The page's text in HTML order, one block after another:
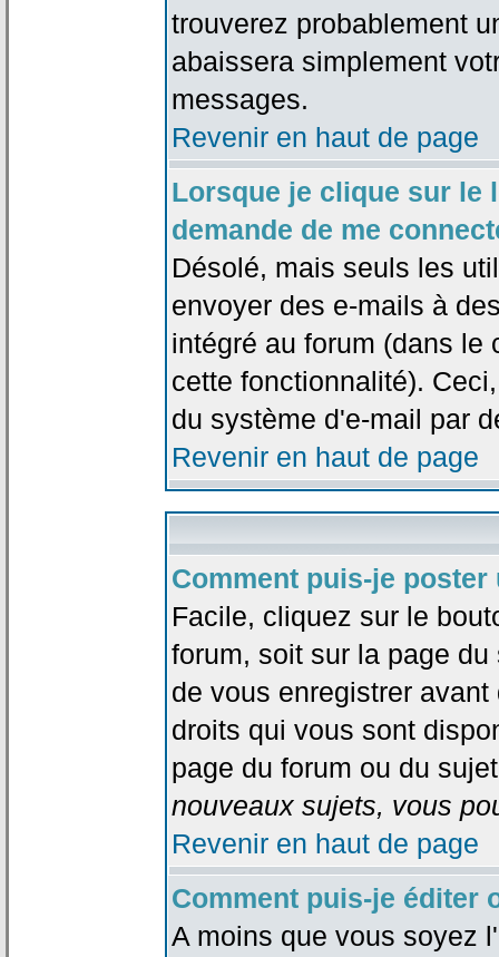
trouverez probablement
abaissera simplement
messages.
Revenir en haut de page
Lorsque je clique sur le
demande de me
Désolé, mais seuls les
envoyer des e-mails à
intégré au forum (dans le
cette fonctionnalité).
du système d'e-mail par
Revenir en haut de page
Comment puis-je
Facile, cliquez sur le
forum, soit sur la page
de vous enregistrer
droits qui vous sont
page du forum ou du
nouveaux sujets, vous
Revenir en haut de page
Comment puis-je éditer
A moins que vous soyez